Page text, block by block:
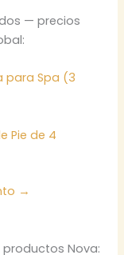
— precios
para Spa (3
Pie de 4
→
Nova: